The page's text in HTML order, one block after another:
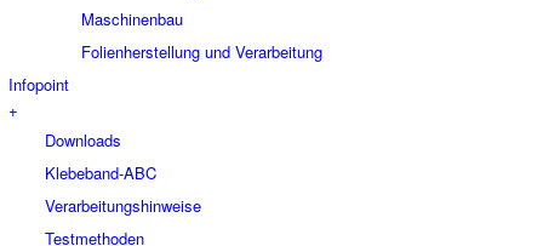
Maschinenbau
Folienherstellung und Verarbeitung
Infopoint
+
Downloads
Klebeband-ABC
Verarbeitungshinweise
Testmethoden